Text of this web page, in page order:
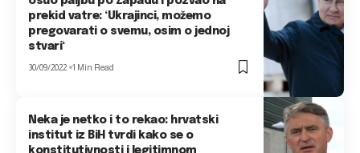
prekid vatre: ‘Ukrajinci, možemo
pregovarati o svemu, osim o jednoj
stvari‘
30/09/2022 1 Min Read
Neka je netko i to rekao: hrvatski
institut iz BiH tvrdi kako se o
konstitutivnosti i legitimnom